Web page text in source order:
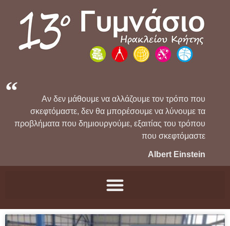
Αν δεν μάθουμε να αλλάζουμε τον τρόπο που
σκεφτόμαστε, δεν θα μπορέσουμε να λύνουμε τα
προβλήματα που δημιουργούμε, εξαιτίας του τρόπου
που σκεφτόμαστε
Albert Einstein